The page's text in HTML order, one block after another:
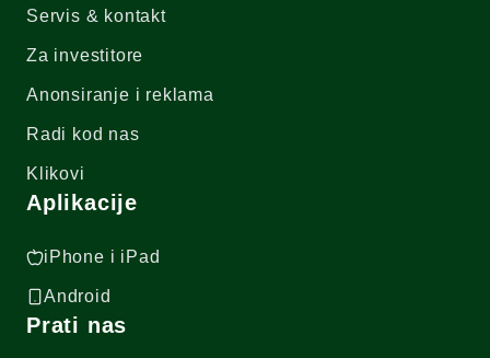
Servis & kontakt
Za investitore
Anonsiranje i reklama
Radi kod nas
Klikovi
Aplikacije
iPhone i iPad
Android
Prati nas